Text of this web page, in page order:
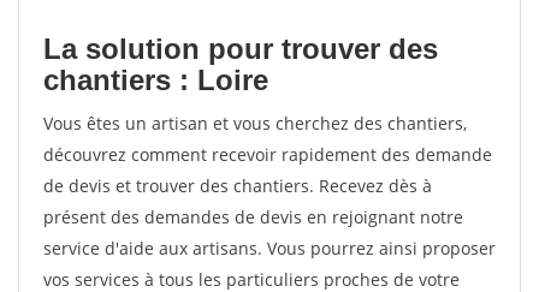
La solution pour trouver des
chantiers : Loire
Vous êtes un artisan et vous cherchez des chantiers,
découvrez comment recevoir rapidement des demande
de devis et trouver des chantiers. Recevez dès à
présent des demandes de devis en rejoignant notre
service d'aide aux artisans. Vous pourrez ainsi proposer
vos services à tous les particuliers proches de votre